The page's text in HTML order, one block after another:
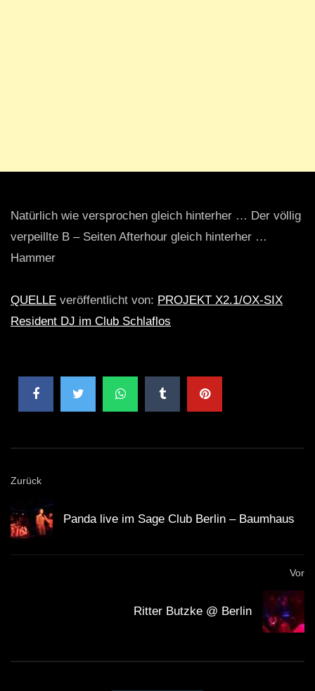
Natürlich wie versprochen gleich hinterher … Der völlig
verpeillte B – Seiten Afterhour gleich hinterher …
Hammer
QUELLE veröffentlicht von: PROJEKT X2.1/OX-SIX
Resident DJ im Club Schlaflos
Zurück
Panda live im Sage Club Berlin – Baumhaus
Vor
Ritter Butzke @ Berlin